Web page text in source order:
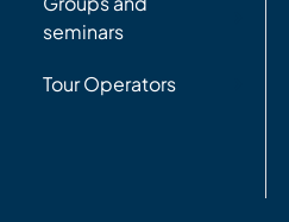
seminars
Tour Operators